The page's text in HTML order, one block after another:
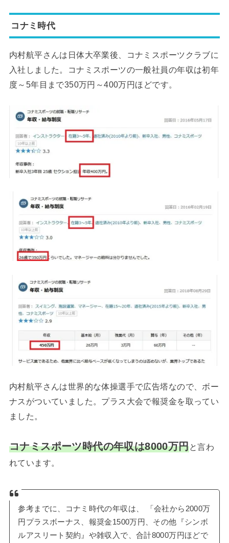
コナミ時代
内村航平さんは日体大卒業後、コナミスポーツクラブに
入社しました。コナミスポーツの一般社員の年収は初年
度～5年目まで350万円～400万円ほどです。
内村航平さんは世界的な体操選手で広告塔なので、ボー
ナスがついていました。プラス大会で報奨金を取ってい
ました。
コナミスポーツ時代の年収は8000万円と言わ
れています。
参考までに、コナミ時代の年収は、 「会社から2000万
円プラスボーナス、報奨金1500万円、その他『シンボ
ルアスリート契約』や雑収入で、合計8000万円ほどで